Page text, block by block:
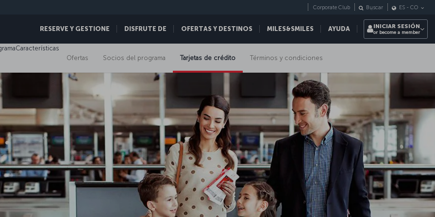
RESERVE Y GESTIONE DISFRUTE DE OFERTAS Y DESTINOS MILES&SMILES AYUDA
Corporate Club Buscar ES - CO
INICIAR SESIÓN
or become a member
Características
Ofertas
Socios del programa Tarjetas de crédito Términos y condiciones